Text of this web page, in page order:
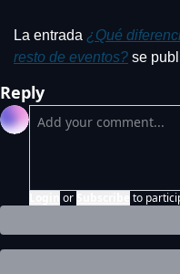
La entrada ¿Qué
resto de eventos? se
Reply
or to